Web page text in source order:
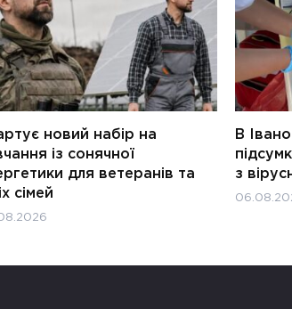
новий набір на
із сонячної
для ветеранів та
сімей
В
з